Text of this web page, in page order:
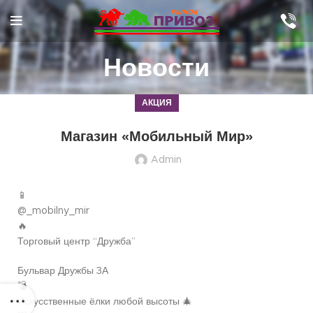
Новости
АКЦИЯ
Магазин «Мобильный Мир»
Admin
📱
@_mobilny_mir
🔥
Торговый центр “Дружба”
Бульвар Дружбы 3А
💣
Искусственные ёлки любой высоты 🎄